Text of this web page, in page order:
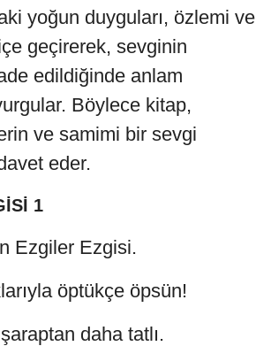
yoğun duyguları, özlemi ve
geçirerek, sevginin
edildiğinde anlam
Böylece kitap,
ve samimi bir sevgi
eder.
1
Ezgiler Ezgisi.
öptükçe öpsün!
daha tatlı.